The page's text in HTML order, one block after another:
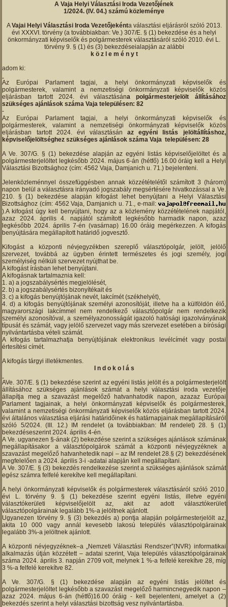
A Vaja Helyi Választási Iroda Vezetőjének
1/2024. (IV. 04.) számú közleménye
AVajai Helyi Választási Iroda Vezetőjekénta választási eljárásról szóló 2013.
évi XXXVI. törvény (a továbbiakban: Ve.) 307/E. § (1) bekezdése és a helyi
önkormányzati képviselők és polgármesterek választásáról szóló 2010. évi L.
törvény 9. § (1) és (3) bekezdéseialapján az alábbi
k ö z l e m é n y t
adom ki:
Az Európai Parlament tagjai, a helyi önkormányzati képviselők és
polgármesterek, valamint a nemzetiségi önkormányzati képviselők közös
eljárásban tartott 2024. évi választásána polgármesterjelölt állításához
szükséges ajánlások száma Vaja településen: 82
Az Európai Parlament tagjai, a helyi önkormányzati képviselők és
polgármesterek, valamint a nemzetiségi önkormányzati képviselők közös
eljárásban tartott 2024. évi választásánaz egyéni listás jelöltállításhoz,
képviselőjelöltséghez szükséges ajánlások száma Vaja településen: 28
A Ve. 307/G. § (1) bekezdése alapján az egyéni listás képviselőjelöltet és a
polgármesterjelöltet legkésőbb 2024. május 6-án (hétfő) 16.00 óráig kell a Helyi
Választási Bizottsághoz (cím: 4562 Vaja, Damjanich u. 71.) bejelenteni.
Jelenközleménnyel összefüggésben annak közzétételétől számított 3 (három)
napon belül a választásra irányadó jogszabály megsértésére hivatkozással a Ve.
210. § (1) bekezdése alapján kifogást lehet benyújtani a Helyi Választási
Bizottsághoz (cím: 4562 Vaja, Damjanich u. 71., e-mail:
).A kifogást úgy kell benyújtani, hogy az a közlemény közzétételének napjától,
azaz 2024. április 4. napjától számított legkésőbb harmadik napon, azaz
legkésőbb 2024. április 7-én (vasárnap) 16.00 óráig megérkezzen. A kifogás
benyújtására megállapított határidő jogvesztő.
Kifogást a központi névjegyzékben szereplő választópolgár, jelölt, jelölő
szervezet, továbbá az ügyben érintett természetes és jogi személy, jogi
személyiség nélküli szervezet nyújthat be.
A kifogást írásban lehet benyújtani.
A kifogásnak tartalmaznia kell:
a) a jogszabálysértés megjelölését,
b) a jogszabálysértés bizonyítékait és
c) a kifogás benyújtójának nevét, lakcímét (székhelyét),
d) a kifogás benyújtójának személyi azonosítóját, illetve ha a külföldön élő,
magyarországi lakcímmel nem rendelkező választópolgár nem rendelkezik
személyi azonosítóval, a személyazonosságát igazoló hatósági igazolványának
típusát és számát, vagy jelölő szervezet vagy más szervezet esetében a bírósági
nyilvántartásba vételi számát.
A kifogás tartalmazhatja benyújtójának elektronikus levélcímét vagy postai
értesítési címét.
A kifogás tárgyi illetékmentes.
I n d o k o l á s
AVe. 307/E. § (1) bekezdése szerint az egyéni listás jelölt és a polgármesterjelölt
állításához szükséges ajánlások számát a helyi választási iroda vezetője
állapítja meg a szavazást megelőző hatvanhatodik napon, azazaz Európai
Parlament tagjainak, a helyi önkormányzati képviselők és polgármesterek,
valamint a nemzetiségi önkormányzati képviselők közös eljárásban tartott 2024.
évi általános választása eljárási határidőinek és határnapjainak megállapításáról
szóló 5/2024. (III. 12.) IM rendelet (a továbbiakban: IM rendelet) 28. § (1)
bekezdéseszerint 2024. április 4-én.
A Ve. ugyanezen §-ának (2) bekezdése szerint a szükséges ajánlások számának
megállapításakor a választópolgárok számát a központi névjegyzéknek a
szavazást megelőző hatvanhetedik napi – az IM rendelet 28.§ (2) bekezdésének
megfelelően a 2024. április 3-i -adatai alapján kell megállapítani.
A Ve. 307/E. § (3) bekezdés rendelkezése szerint a szükséges ajánlások számát
egész számra felfelé kerekítve kell megállapítani.
A helyi önkormányzati képviselők és polgármesterek választásáról szóló 2010.
évi L. törvény 9. § (1) bekezdése szerint egyéni listás, illetve egyéni
választókerületi képviselőjelölt az, akit az adott választókerület
választópolgárainak legalább 1%-a jelöltnek ajánlott.
Ugyanezen törvény 9. § (3) bekezdés a) pontja alapján polgármesterjelölt az,
akita 10 000 vagy annál kevesebb lakosú település választópolgárainak
legalább 3%-a jelöltnek ajánlott.
A központi névjegyzéknek–a „Nemzeti Választási Rendszer”(NVR) informatikai
alkalmazás útján közzétett – adatai szerint, Vaja település választópolgárainak
száma 2024. április 3. napján 2709 volt, melynek 1 %-a felfelé kerekítve 28, míg
3 %-a felfelé kerekítve 82.
A Ve. 307/G. § (1) bekezdése alapján az egyéni listás jelöltet és
polgármesterjelöltet legkésőbb a szavazást megelőző harmincnegyedik napon –
azaz 2024. május 6-án (hétfő)16.00 óráig - kell bejelenteni, amelyet a (2)
bekezdés szerint a helyi választási bizottság vesz nyilvántartásba.